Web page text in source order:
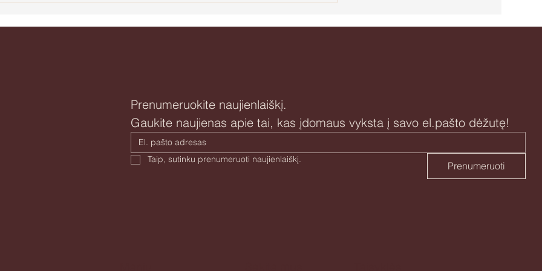
Prenumeruokite naujienlaiškį.
Gaukite naujienas apie tai, kas įdomaus vyksta į savo el.pašto dėžutę!
Prenumeruoti